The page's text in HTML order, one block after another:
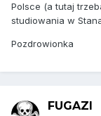
Polsce (a tutaj
studiowania w
Pozdrowionka
FUGAZI